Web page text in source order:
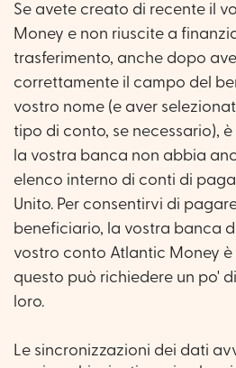
Se avete creato di recente il
Money e non riuscite a
trasferimento, anche dopo
correttamente il campo del
vostro nome (e aver
tipo di conto, se necessario),
la vostra banca non abbia
elenco interno di conti di
Unito. Per consentirvi di
beneficiario, la vostra banca
vostro conto Atlantic Money
questo può richiedere un po'
loro.
Le sincronizzazioni dei dati